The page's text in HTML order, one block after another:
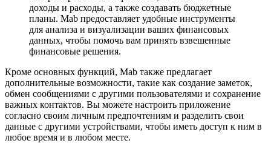
доходы и расходы, а также создавать бюджетные
планы. Mab предоставляет удобные инструменты
для анализа и визуализации ваших финансовых
данных, чтобы помочь вам принять взвешенные
финансовые решения.
Кроме основных функций, Mab также предлагает
дополнительные возможности, такие как создание заметок,
обмен сообщениями с другими пользователями и сохранение
важных контактов. Вы можете настроить приложение
согласно своим личным предпочтениям и разделить свои
данные с другими устройствами, чтобы иметь доступ к ним в
любое время и в любом месте.